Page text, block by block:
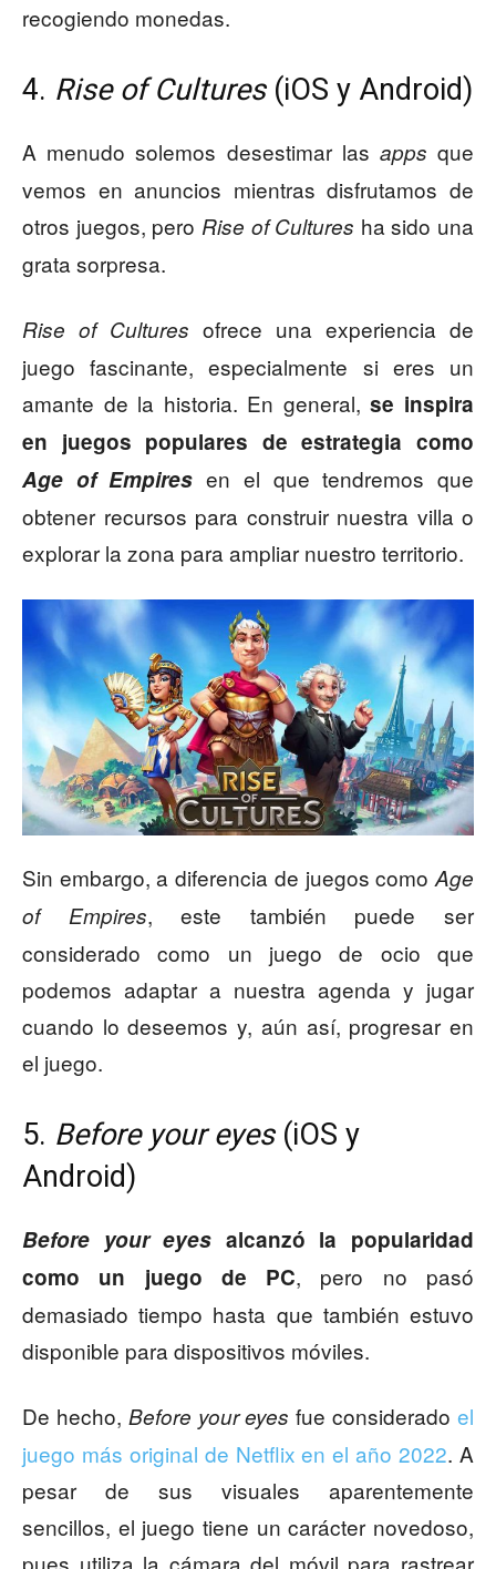
recogiendo monedas.
4. Rise of Cultures(iOS y Android)
A menudo solemos desestimar las apps que
vemos en anuncios mientras disfrutamos de
otros juegos, pero Rise of Cultures ha sido una
grata sorpresa.
Rise of Cultures ofrece una experiencia de
juego fascinante, especialmente si eres un
amante de la historia. En general,se inspira
en juegos populares de estrategia como
Age of Empires en el que tendremos que
obtener recursos para construir nuestra villa o
explorar la zona para ampliar nuestro territorio.
Sin embargo, a diferencia de juegos como Age
of Empires, este también puede ser
considerado como un juego de ocio que
podemos adaptar a nuestra agenda y jugar
cuando lo deseemos y, aún así, progresar en
el juego.
5. Before your eyes(iOS y
Android)
Before your eyes alcanzó la popularidad
como un juego de PC, pero no pasó
demasiado tiempo hasta que también estuvo
disponible para dispositivos móviles.
De hecho, Before your eyes fue consideradoel
juego más original de Netflix en el año 2022. A
pesar de sus visuales aparentemente
sencillos, el juego tiene un carácter novedoso,
pues utiliza la cámara del móvil para rastrear